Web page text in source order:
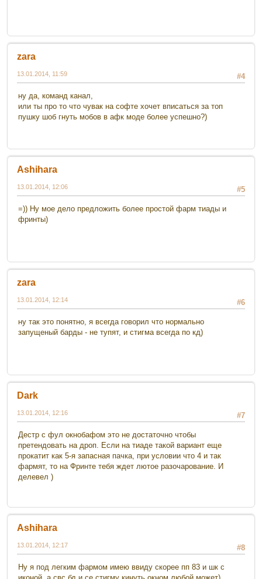
zara
#4
13.01.2014, 11:59
ну да, команд канал,
или ты про то что чувак на софте хочет вписаться за топ
пушку шоб гнуть мобов в афк моде более успешно?)
Ashihara
#5
13.01.2014, 12:06
=)) Ну мое дело предложить более простой фарм тиады и
фринты)
zara
#6
13.01.2014, 12:14
ну так это понятно, я всегда говорил что нормально
запущеный барды - не тупят, и стигма всегда по кд)
Dark
#7
13.01.2014, 12:16
Дестр с фул окнобафом это не достаточно чтобы
претендовать на дроп. Если на тиаде такой вариант еще
прокатит как 5-я запасная пачка, при условии что 4 и так
фармят, то на Фринте тебя ждет лютое разочарование. И
делевел )
Ashihara
#8
13.01.2014, 12:17
Ну я под легким фармом имею ввиду скорее пп 83 и шк с